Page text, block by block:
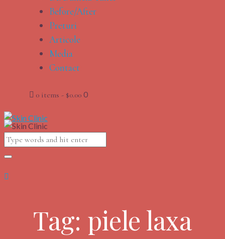
Before/After
Preturi
Articole
Media
Contact
0 items - $0.00 0
Tag: piele laxa